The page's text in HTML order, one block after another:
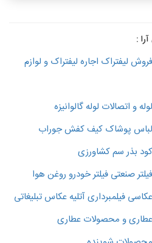
:
لیفتراک اجاره لیفتراک و لوازم
و اتصالات لوله گالوانیزه
لباس پوشاک کیف کفش جوراب
بذر سم کشاورزی
صنعتی فیلتر خودرو روغن هوا
فیلمبرداری آتلیه عکاس تبلیغاتی
و محصولات عطاری